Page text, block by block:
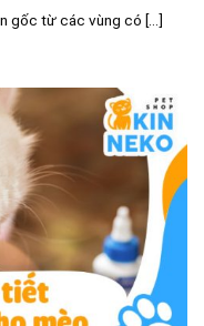
gốc từ các vùng có [...]